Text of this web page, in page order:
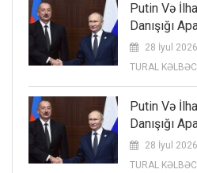
Putin Və
Danışığı
28 İyul 2026
TURAL
Putin Və
Danışığı
28 İyul 2026
TURAL